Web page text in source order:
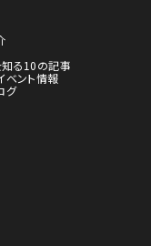
る10の記事
ベント情報
グ